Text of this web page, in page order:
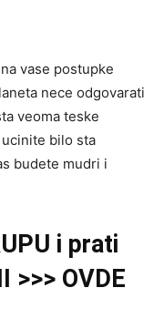
vase postupke
nece odgovarati
veoma teske
bilo sta
budete mudri i
i prati
>>> OVDE